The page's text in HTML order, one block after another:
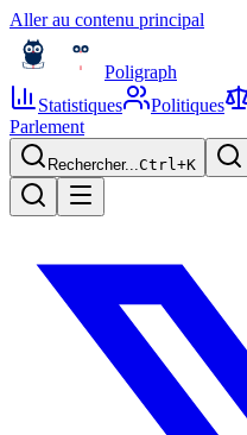
Aller au contenu principal
Poligraph
Statistiques
Politiques
Parlement
Rechercher...Ctrl+K